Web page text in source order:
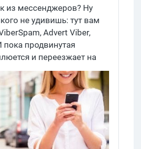
из мессенджеров? Ну
не удивишь: тут вам
Advert Viber,
пока продвинутая
и переезжает на
большинство
щелкать: по данным того
из 10к отправленных
на лендинг переходит в
уников. Главное –
хороший креатив и
база.